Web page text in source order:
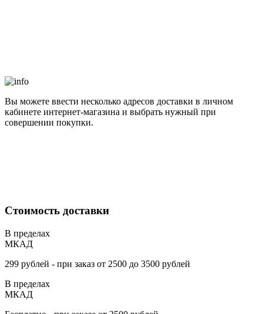
Вы можете ввести несколько адресов доставки в личном
кабинете интернет-магазина и выбрать нужный при
совершении покупки.
Стоимость доставки
В пределах
МКАД
299 рублей - при заказ от 2500 до 3500 рублей
В пределах
МКАД